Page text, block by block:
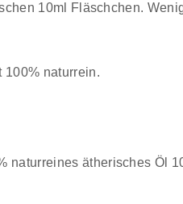
10ml Fläschchen.
100% naturrein.
naturreines ätherisches Öl